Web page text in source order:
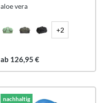
aloe vera
+2
ab 126,95 €
nachhaltig